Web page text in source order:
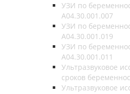
УЗИ по
A04.30.001.007
УЗИ по
A04.30.001.019
УЗИ по
A04.30.001.011
Ультразвуковое
сроков
Ультразвуковое